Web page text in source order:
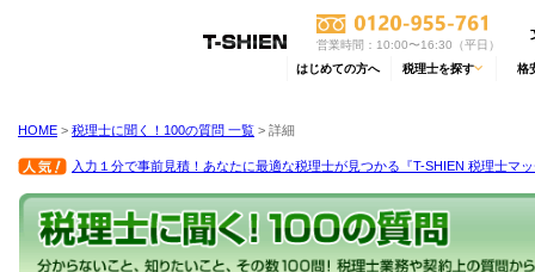
営業時間：10:00〜16:30（平日）
はじめての方へ 税理士を探す 格
HOME > 税理士に聞く！100の質問 一覧 > 詳細
入力１分で事前見積！あなたに最適な税理士が見つかる『T-SHIEN 税理士マ